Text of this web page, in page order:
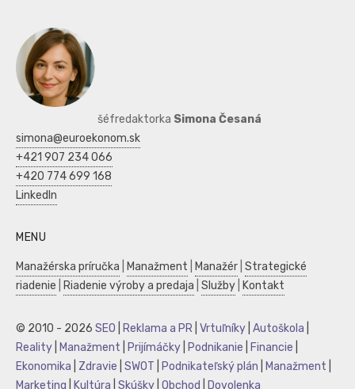
šéfredaktorka Simona Česaná
simona@euroekonom.sk
+421 907 234 066
+420 774 699 168
LinkedIn
MENU
Manažérska príručka Manažment Manažér Strategické
riadenie
Riadenie výroby a predaja Služby Kontakt
© 2010 - 2026 SEO Reklama a PR Vrtuľníky Autoškola
Reality
Manažment Prijímáčky Podnikanie Financie
Ekonomika
Zdravie SWOT Podnikateľský plán Manažment
Marketing
Kultúra Skúšky Obchod Dovolenka